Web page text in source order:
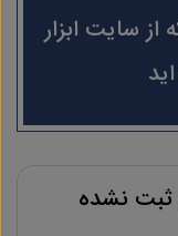
از سایت ابزار
ثبت نشده